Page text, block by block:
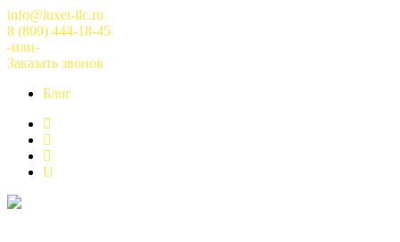
Перейти
к
содержимому
info@luxet-llc.ru
8 (800) 444-18-45
-или-
Заказать звонок
Блог